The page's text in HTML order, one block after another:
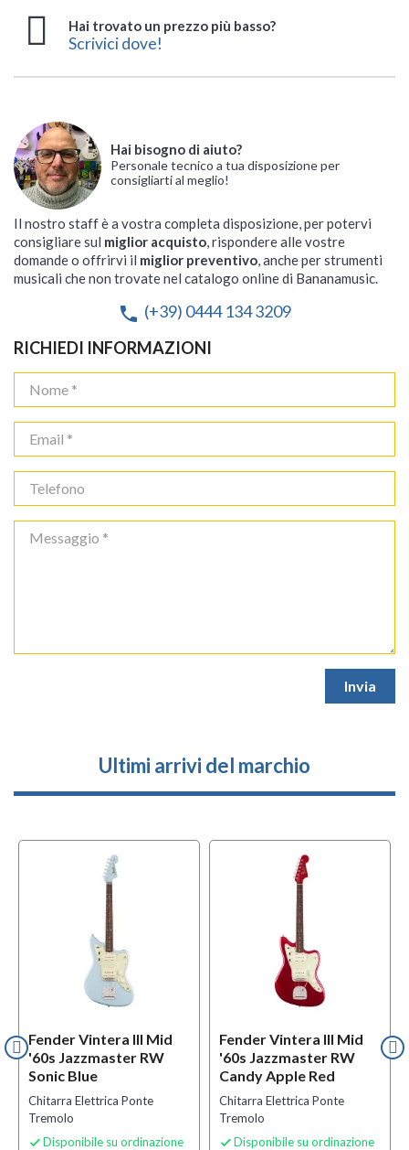
Hai trovato un prezzo più basso?
Scrivici dove!
Hai bisogno di aiuto?
Personale tecnico a tua disposizione per
consigliarti al meglio!
Il nostro staff è a vostra completa disposizione, per potervi
consigliare sul miglior acquisto, rispondere alle vostre
domande o offrirvi il miglior preventivo, anche per strumenti
musicali che non trovate nel catalogo online di Bananamusic.
phone (+39) 0444 134 3209
RICHIEDI INFORMAZIONI
Ultimi arrivi del marchio
Fender Vintera III Mid
'60s Jazzmaster RW
Sonic Blue
Chitarra Elettrica Ponte
Tremolo
 Disponibile su ordinazione
Fender Vintera III Mid
'60s Jazzmaster RW
Candy Apple Red
Chitarra Elettrica Ponte
Tremolo
 Disponibile su ordinazione